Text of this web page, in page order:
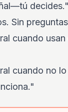
decides."
Sin
cuando
cuando no